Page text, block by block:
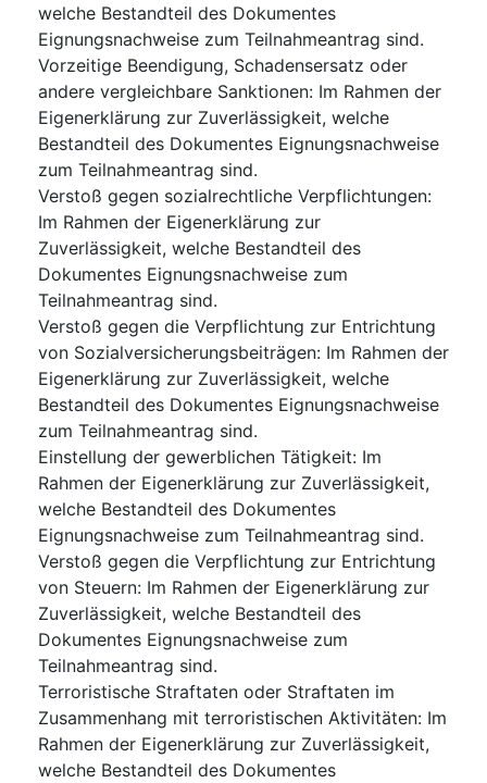
welche Bestandteil des Dokumentes
Eignungsnachweise zum Teilnahmeantrag sind.
Vorzeitige Beendigung, Schadensersatz oder
andere vergleichbare Sanktionen: Im Rahmen der
Eigenerklärung zur Zuverlässigkeit, welche
Bestandteil des Dokumentes Eignungsnachweise
zum Teilnahmeantrag sind.
Verstoß gegen sozialrechtliche Verpflichtungen:
Im Rahmen der Eigenerklärung zur
Zuverlässigkeit, welche Bestandteil des
Dokumentes Eignungsnachweise zum
Teilnahmeantrag sind.
Verstoß gegen die Verpflichtung zur Entrichtung
von Sozialversicherungsbeiträgen: Im Rahmen der
Eigenerklärung zur Zuverlässigkeit, welche
Bestandteil des Dokumentes Eignungsnachweise
zum Teilnahmeantrag sind.
Einstellung der gewerblichen Tätigkeit: Im
Rahmen der Eigenerklärung zur Zuverlässigkeit,
welche Bestandteil des Dokumentes
Eignungsnachweise zum Teilnahmeantrag sind.
Verstoß gegen die Verpflichtung zur Entrichtung
von Steuern: Im Rahmen der Eigenerklärung zur
Zuverlässigkeit, welche Bestandteil des
Dokumentes Eignungsnachweise zum
Teilnahmeantrag sind.
Terroristische Straftaten oder Straftaten im
Zusammenhang mit terroristischen Aktivitäten: Im
Rahmen der Eigenerklärung zur Zuverlässigkeit,
welche Bestandteil des Dokumentes